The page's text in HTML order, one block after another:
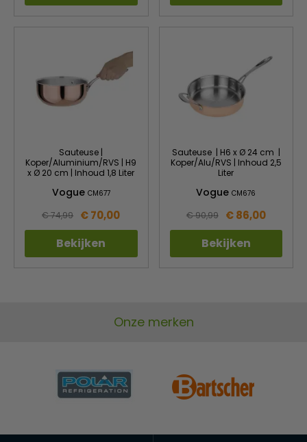
Sauteuse |
Koper/Aluminium/RVS | H9
x Ø 20 cm | Inhoud 1,8 Liter
Vogue CM677
€ 74,99 € 70,00
Bekijken
Sauteuse | H6 x Ø 24 cm |
Koper/Alu/RVS | Inhoud 2,5
Liter
VogueCM676
€ 90,99 € 86,00
Bekijken
Onze merken